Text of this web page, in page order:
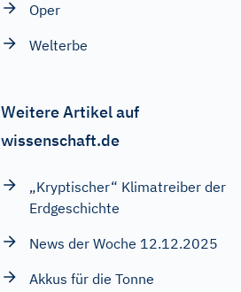
Oper
Welterbe
Weitere Artikel auf
wissenschaft.de
„Kryptischer“ Klimatreiber der
Erdgeschichte
News der Woche 12.12.2025
Akkus für die Tonne